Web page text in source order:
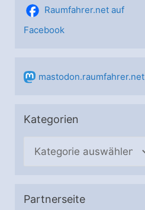
Raumfahrer.net auf
Facebook
mastodon.raumfahrer.net
Kategorien
e
Partnerseite